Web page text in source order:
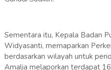
Sementara itu, Kepala Badan
Widyasanti, memaparkan
berdasarkan wilayah untuk
Amalia melaporkan terdapat